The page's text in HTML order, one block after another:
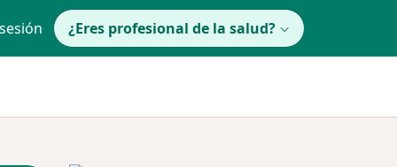
¿Eres profesional de la salud?